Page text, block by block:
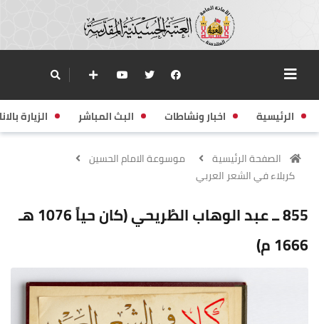
الرئيسية اخبار ونشاطات البث المباشر الزيارة
الصفحة الرئيسية
موسوعة الامام الحسين
كربلاء في الشعر العربي
855 ــ عبد الوهاب الطُريحي (كان حياً 1076 هـ
1666 م)